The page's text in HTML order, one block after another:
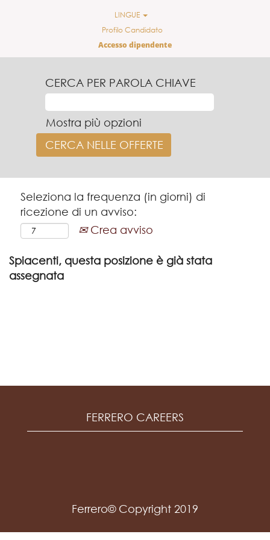
LINGUE
Profilo Candidato
Accesso dipendente
CERCA PER PAROLA CHIAVE
Mostra più opzioni
Seleziona la frequenza (in giorni) di
ricezione di un avviso:
Crea avviso
Spiacenti, questa posizione è già stata
assegnata
FERRERO CAREERS
Ferrero© Copyright 2019